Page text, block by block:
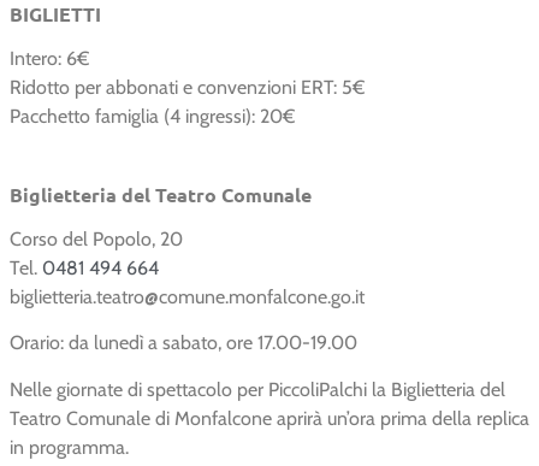
BIGLIETTI
Intero: 6€
Ridotto per abbonati e convenzioni ERT: 5€
Pacchetto famiglia (4 ingressi): 20€
Biglietteria del Teatro Comunale
Corso del Popolo, 20
Tel. 0481 494 664
biglietteria.teatro@comune.monfalcone.go.it
Orario: da lunedì a sabato, ore 17.00-19.00
Nelle giornate di spettacolo per PiccoliPalchi la Biglietteria del
Teatro Comunale di Monfalcone aprirà un’ora prima della replica
in programma.